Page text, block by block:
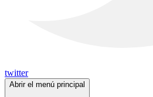
twitter
Abrir el menú principal